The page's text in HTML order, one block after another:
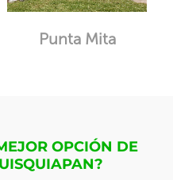
Punta Mita
OPCIÓN DE